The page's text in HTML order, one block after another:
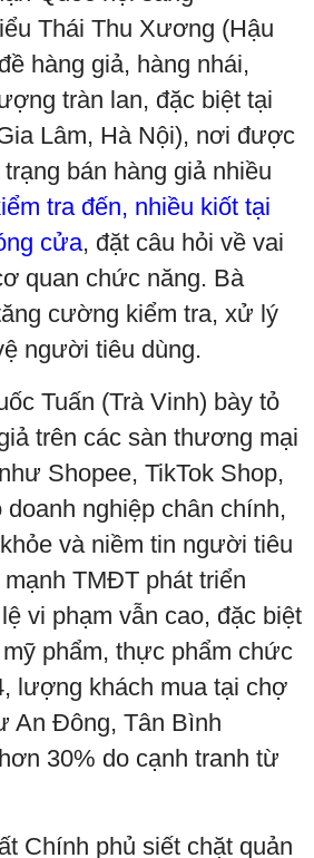
Thái Thu Xương (Hậu
hàng giả, hàng nhái,
tràn lan, đặc biệt tại
Lâm, Hà Nội), nơi được
bán hàng giả nhiều
tra đến, nhiều kiốt tại
cửa, đặt câu hỏi về vai
quan chức năng. Bà
cường kiểm tra, xử lý
người tiêu dùng.
Tuấn (Trà Vinh) bày tỏ
trên các sàn thương mại
Shopee, TikTok Shop,
doanh nghiệp chân chính,
và niềm tin người tiêu
TMĐT phát triển
vi phạm vẫn cao, đặc biệt
phẩm, thực phẩm chức
lượng khách mua tại chợ
An Đông, Tân Bình
30% do cạnh tranh từ
Chính phủ siết chặt quản